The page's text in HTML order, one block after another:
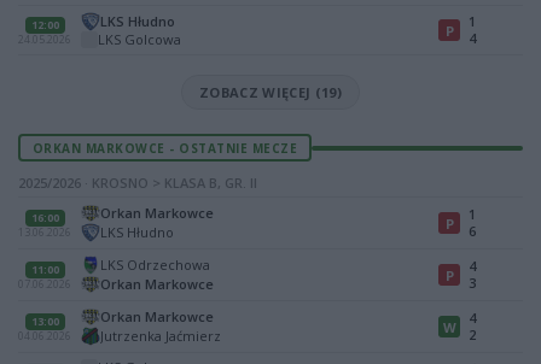
12:00
24.05.2026
LKS Hłudno
LKS Golcowa
P
1
4
ZOBACZ WIĘCEJ (19)
ORKAN MARKOWCE - OSTATNIE MECZE
2025/2026 · KROSNO > KLASA B, GR. II
16:00
13.06.2026
Orkan Markowce
LKS Hłudno
P
1
6
11:00
07.06.2026
LKS Odrzechowa
Orkan Markowce
P
4
3
13:00
04.06.2026
Orkan Markowce
Jutrzenka Jaćmierz
W
4
2